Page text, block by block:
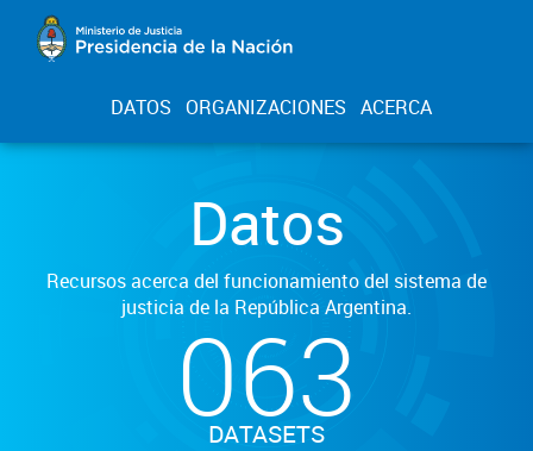
DATOS ORGANIZACIONES ACERCA
Datos
Recursos acerca del funcionamiento del sistema de
justicia de la República Argentina.
063
DATASETS